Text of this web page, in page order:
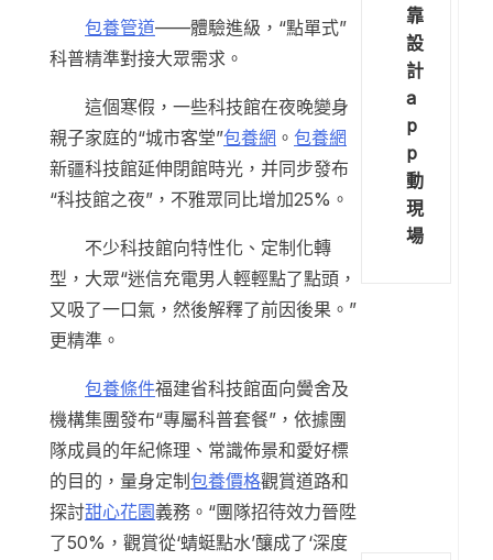
包養管道——體驗進級，“點單式”
科普精準對接大眾需求。
這個寒假，一些科技館在夜晚變身
親子家庭的“城市客堂”包養網 。 包養網
新疆科技館延伸閉館時光，并同步發布
“科技館之夜”，不雅眾同比增加25%。
不少科技館向特性化、定制化轉
型，大眾“迷信充電男人輕輕點了點頭，
又吸了一口氣，然後解釋了前因後果。”
更精準。
包養條件福建省科技館面向黌舍及
機構集團發布“專屬科普套餐”，依據團
隊成員的年紀條理、常識佈景和愛好標
的目的，量身定制 包養價格觀賞道路和
探討甜心花園義務。“團隊招待效力晉陞
了50%，觀賞從‘蜻蜓點水’釀成了‘深度
靠
設
計
a
p
p
動
現
場